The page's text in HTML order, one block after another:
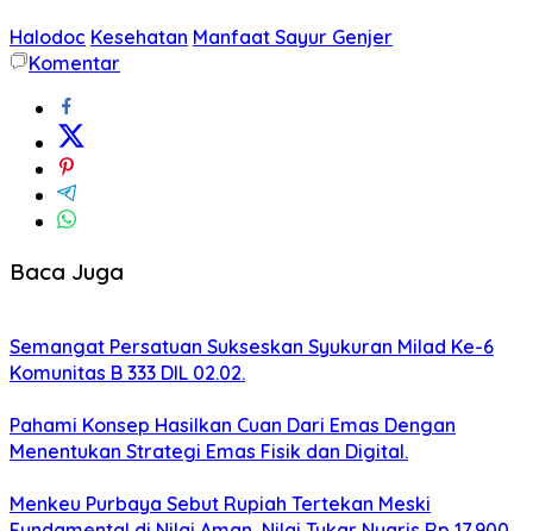
Halodoc Kesehatan Manfaat Sayur Genjer
Komentar
Baca Juga
Semangat Persatuan Sukseskan Syukuran Milad Ke-6
Komunitas B 333 DIL 02.02.
Pahami Konsep Hasilkan Cuan Dari Emas Dengan
Menentukan Strategi Emas Fisik dan Digital.
Menkeu Purbaya Sebut Rupiah Tertekan Meski